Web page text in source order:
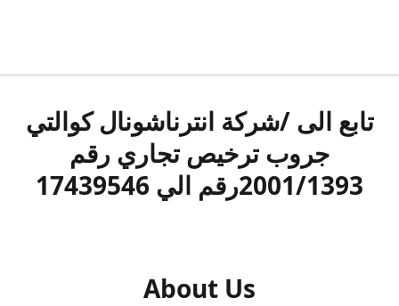
تابع الى /شركة انترناشونال كوالتي
جروب ترخيص تجاري رقم
2001/1393رقم الي 17439546
About Us